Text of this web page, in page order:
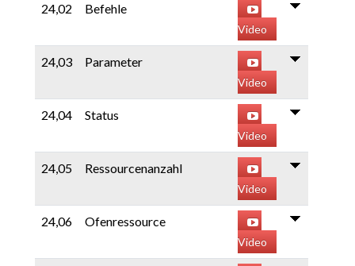
LINKEDIN
24,02 Befehle
Video
24,03 Parameter
Video
24,04 Status
Video
24,05 Ressourcenanzahl
Video
24,06 Ofenressource
Video